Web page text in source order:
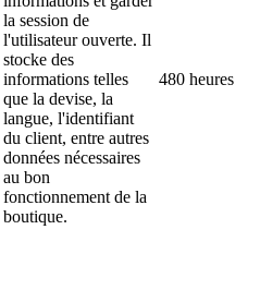
la session de
l'utilisateur ouverte. Il
stocke des
informations telles
que la devise, la
langue, l'identifiant
du client, entre autres
données nécessaires
au bon
fonctionnement de la
boutique.
480 heures